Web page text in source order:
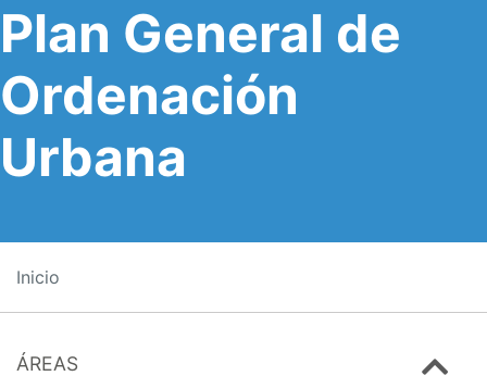
Plan General de
Ordenación
Urbana
Inicio
ÁREAS